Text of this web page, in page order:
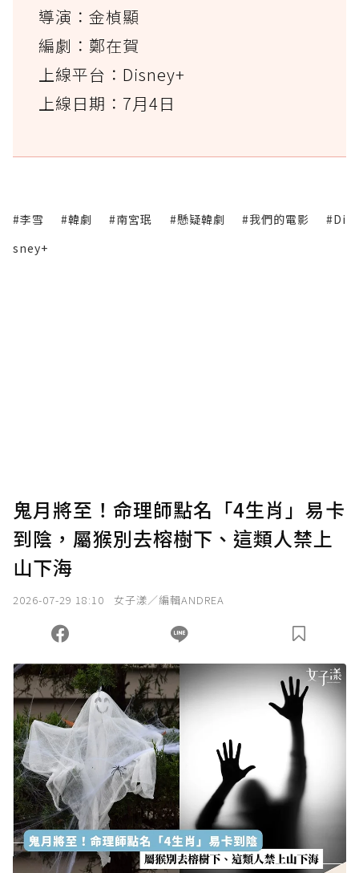
導演：金楨顯
編劇：鄭在賀
上線平台：Disney+
上線日期：7月4日
#李雪 #韓劇 #南宮珉 #懸疑韓劇 #我們的電影
#Di
sney+
鬼月將至！命理師點名「4生肖」易卡
到陰，屬猴別去榕樹下、這類人禁上
山下海
2026-07-29 18:10 女子漾／編輯ANDREA